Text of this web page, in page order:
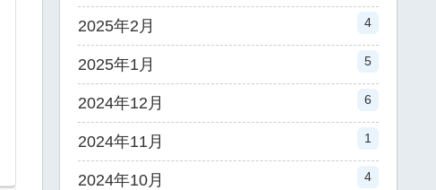
2025年2月 4
2025年1月 5
2024年12月 6
2024年11月 1
2024年10月 4